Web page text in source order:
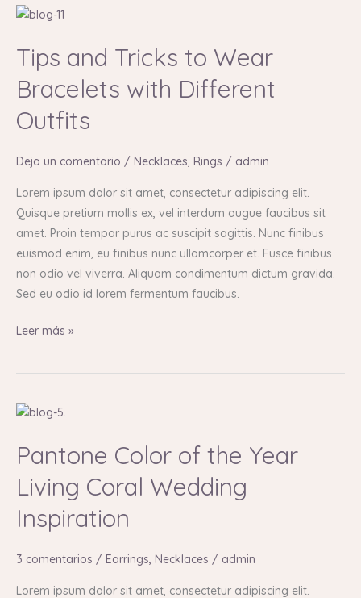
Tips and Tricks to Wear
Bracelets with Different
Outfits
Deja un comentario / Necklaces, Rings / admin
Lorem ipsum dolor sit amet, consectetur adipiscing elit.
Quisque pretium mollis ex, vel interdum augue faucibus sit
amet. Proin tempor purus ac suscipit sagittis. Nunc finibus
euismod enim, eu finibus nunc ullamcorper et. Fusce finibus
non odio vel viverra. Aliquam condimentum dictum gravida.
Sed eu odio id lorem fermentum faucibus.
Tips
Tricks
Wear
Bracelets
with
Different
Leer más »
Pantone Color of the Year
Living Coral Wedding
Inspiration
3 comentarios / Earrings, Necklaces / admin
Lorem ipsum dolor sit amet, consectetur adipiscing elit.
Pantone
of
Year
Living
Coral
Wedding